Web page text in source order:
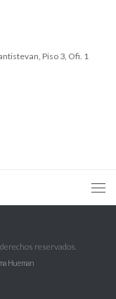
Piso 3, Ofi. 1
reservados.
Hueman